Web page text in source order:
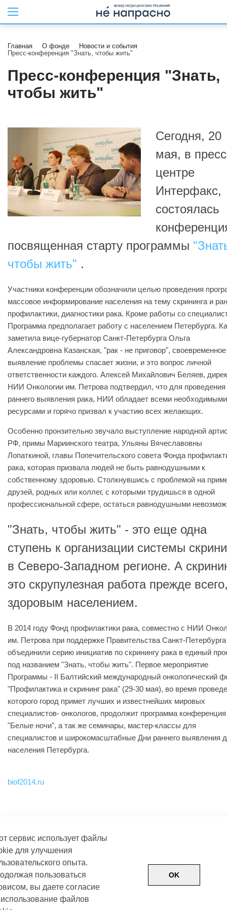
Главная О фонде
Новости и события
Пресс-конференция "Знать, чтобы жить"
Пресс-конференция "Знать,
чтобы жить"
Сегодня, 20
мая, в
центре
Интерфакс,
состоялась
посвященная старту программы
чтобы жить" .
Участники конференции обозначили целью проведения
массовое информирование населения на тему скрининга и
профилактики, диагностики рака. Кроме работы со
Программа предполагает работу с населением Петербурга.
заметила вице-губернатор Санкт-Петербурга Ольга
Александровна Казанская, "рак - не приговор", своевременное
выявление проблемы спасает жизни, и это вопрос личной
ответственности каждого. Алексей Михайлович Беляев,
НИИ Онкологии им. Петрова подтвердил, что для
раннего выявления рака, НИИ обладает всеми необходимыми
ресурсами и горячо призвал к участию всех желающих.
Особенно пронзительно звучало выступление народной
РФ, примы Мариинского театра, Ульяны Вячеславовны
Лопаткиной, главы Попечительского совета Фонда
рака, которая призвала людей не быть равнодушными к
собственному здоровью. Столкнувшись с проблемой на
друзей, родных или коллег, с которыми трудишься в одной
профессиональной сфере, остаться равнодушными
"Знать, чтобы жить" - это еще одна
ступень к организации системы
в Северо-Западном регионе. А
это скрупулезная работа прежде
здоровым населением.
В 2014 году Фонд профилактики рака, совместно с НИИ
им. Петрова при поддержке Правительства Санкт-Петербурга
объединили серию инициатив по скринингу рака в единый
под названием "Знать, чтобы жить". Первое мероприятие
Программы - II Балтийский международный онкологический
"Профилактика и скрининг рака" (29-30 мая), во время
которого город примет лучших и известнейших мировых
специалистов- онкологов, продолжит программа конференция
"Белые ночи", а так же семинары, мастер-классы для
специалистов и широкомасштабные Дни раннего выявления
населения Петербурга.
biof2014.ru
Пользовательское соглашение
сервис использует файлы
для улучшения
опыта.
пользоваться
вы даете согласие
файлов
OK